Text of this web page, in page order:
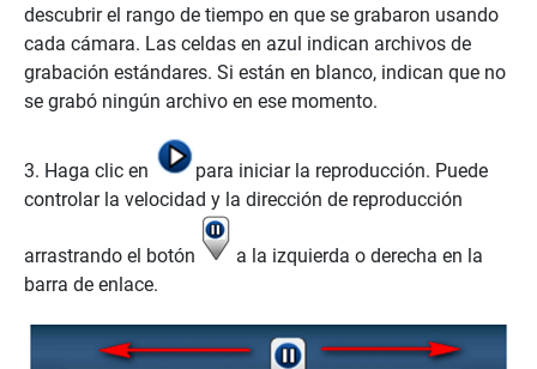
descubrir el rango de tiempo en que se grabaron usando
cada cámara. Las celdas en azul indican archivos de
grabación estándares. Si están en blanco, indican que no
se grabó ningún archivo en ese momento.
3. Haga clic en
para iniciar la reproducción. Puede
controlar la velocidad y la dirección de reproducción
arrastrando el botón
a la izquierda o derecha en la
barra de enlace.